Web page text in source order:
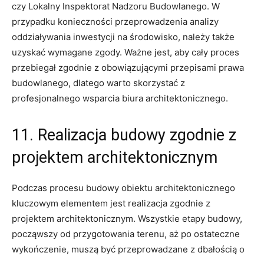
⁢czy Lokalny Inspektorat Nadzoru⁢ Budowlanego. ​W
przypadku konieczności przeprowadzenia​ analizy
oddziaływania inwestycji ⁤na środowisko, należy⁢ także
uzyskać wymagane zgody. Ważne ‌jest, ⁤aby⁤ cały proces
przebiegał zgodnie z obowiązującymi‌ przepisami ‍prawa
budowlanego, dlatego warto skorzystać z⁤
profesjonalnego wsparcia ‌biura architektonicznego.
11.​ Realizacja budowy zgodnie z
‌projektem‌ architektonicznym
Podczas‌ procesu budowy ⁢obiektu architektonicznego
kluczowym elementem jest realizacja zgodnie z
projektem architektonicznym. Wszystkie ​etapy budowy,
począwszy ⁤od przygotowania terenu, aż‌ po‌ ostateczne
wykończenie, muszą być przeprowadzane z dbałością o